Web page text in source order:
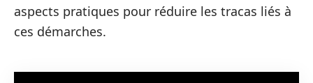
aspects pratiques pour réduire les tracas liés à
ces démarches.